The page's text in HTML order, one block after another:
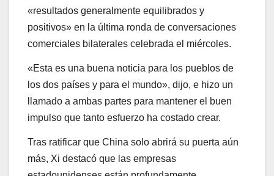
«resultados generalmente equilibrados y
positivos» en la última ronda de conversaciones
comerciales bilaterales celebrada el miércoles.
«Esta es una buena noticia para los pueblos de
los dos países y para el mundo», dijo, e hizo un
llamado a ambas partes para mantener el buen
impulso que tanto esfuerzo ha costado crear.
Tras ratificar que China solo abrirá su puerta aún
más, Xi destacó que las empresas